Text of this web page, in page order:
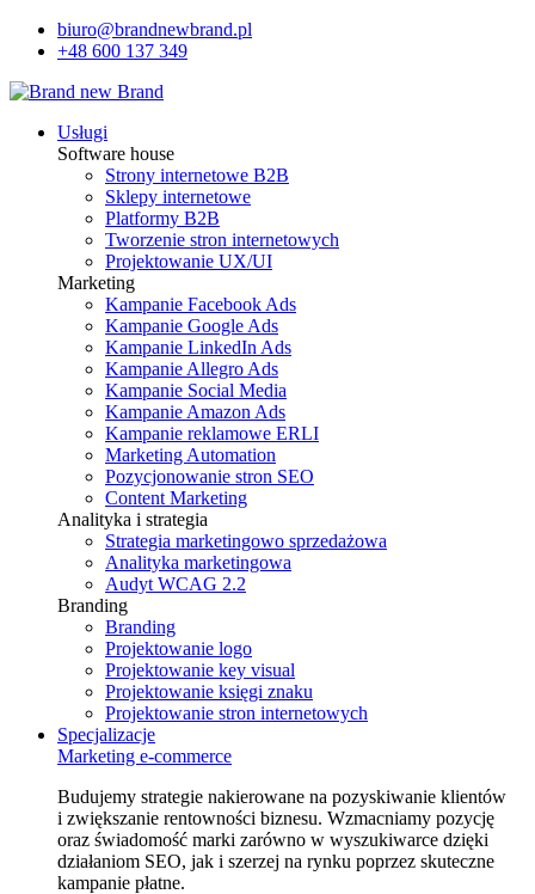
biuro@brandnewbrand.pl
+48 600 137 349
Usługi
Software house
Strony internetowe B2B
Sklepy internetowe
Platformy B2B
Tworzenie stron internetowych
Projektowanie UX/UI
Marketing
Kampanie Facebook Ads
Kampanie Google Ads
Kampanie LinkedIn Ads
Kampanie Allegro Ads
Kampanie Social Media
Kampanie Amazon Ads
Kampanie reklamowe ERLI
Marketing Automation
Pozycjonowanie stron SEO
Content Marketing
Analityka i strategia
Strategia marketingowo sprzedażowa
Analityka marketingowa
Audyt WCAG 2.2
Branding
Branding
Projektowanie logo
Projektowanie key visual
Projektowanie księgi znaku
Projektowanie stron internetowych
Specjalizacje
Marketing e⁠‑commerce
Budujemy strategie nakierowane na pozyskiwanie klientów
i zwiększanie rentowności biznesu. Wzmacniamy pozycję
oraz świadomość marki zarówno w wyszukiwarce dzięki
działaniom SEO, jak i szerzej na rynku poprzez skuteczne
kampanie płatne.